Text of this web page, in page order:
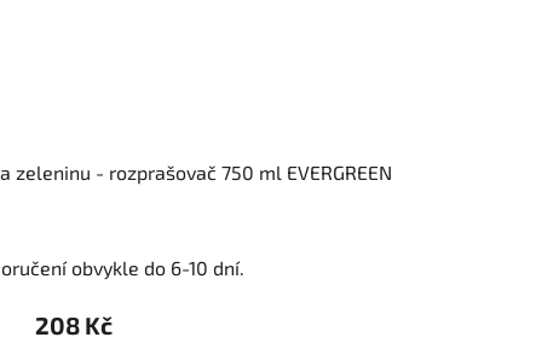
zeleninu - rozprašovač 750 ml EVERGREEN
obvykle do 6-10 dní.
208 Kč